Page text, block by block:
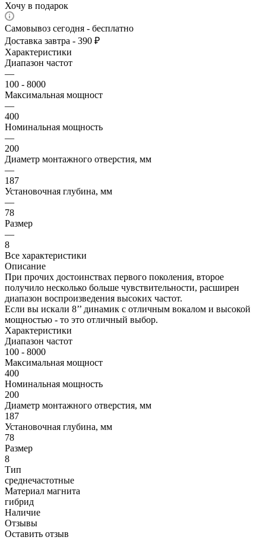
Хочу в подарок
Самовывоз сегодня - бесплатно
Доставка завтра - 390 ₽
Характеристики
Диапазон частот
—
100 - 8000
Максимальная мощност
—
400
Номинальная мощность
—
200
Диаметр монтажного отверстия, мм
—
187
Установочная глубина, мм
—
78
Размер
—
8
Все характеристики
Описание
При прочих достоинствах первого поколения, второе
получило несколько больше чувствительности, расширен
диапазон воспроизведения высоких частот.
Если вы искали 8’’ динамик с отличным вокалом и высокой
мощностью - то это отличный выбор.
Характеристики
Диапазон частот
100 - 8000
Максимальная мощност
400
Номинальная мощность
200
Диаметр монтажного отверстия, мм
187
Установочная глубина, мм
78
Размер
8
Тип
среднечастотные
Материал магнита
гибрид
Наличие
Отзывы
Оставить отзыв